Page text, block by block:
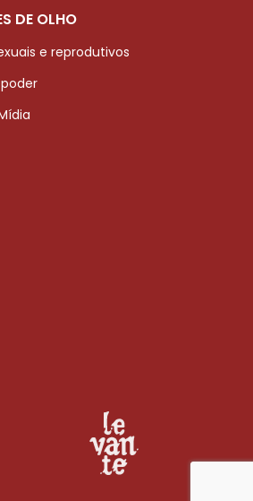
DE OLHO
e reprodutivos